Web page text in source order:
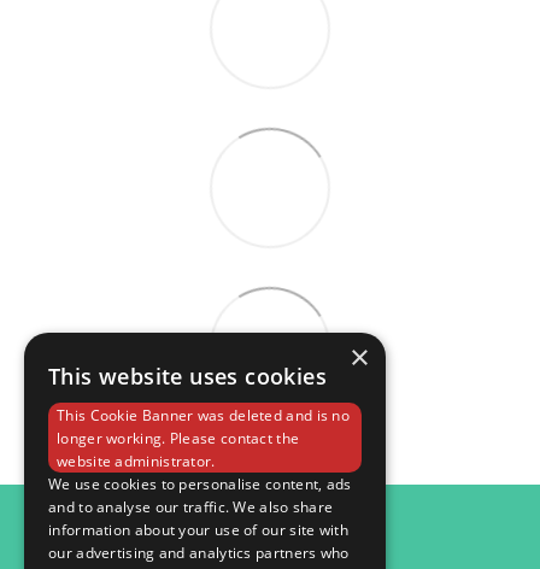
098 984 15 82
×
This website uses cookies
This Cookie Banner was deleted and is no
longer working. Please contact the
website administrator.
We use cookies to personalise content, ads
and to analyse our traffic. We also share
information about your use of our site with
our advertising and analytics partners who